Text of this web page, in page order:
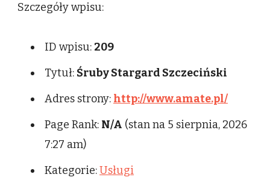
Szczegóły wpisu:
ID wpisu: 209
Tytuł: Śruby Stargard Szczeciński
Adres strony: http://www.amate.pl/
Page Rank: N/A (stan na 5 sierpnia, 2026
7:27 am)
Kategorie:Usługi